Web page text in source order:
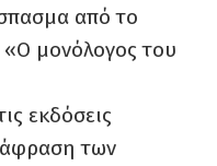
από το
μονόλογος του
εκδόσεις
των